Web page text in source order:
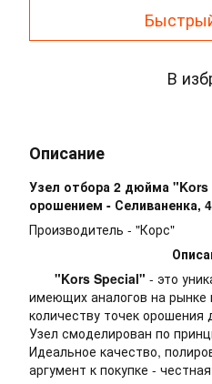
В
Описание
Узел отбора 2 дюйма
орошением - Селиваненка,
Производитель - "Корс"
"Kors Special" - это
имеющих аналогов на рынке
количеству точек
Узел смоделирован по
Идеальное качество,
аргумент к покупке -